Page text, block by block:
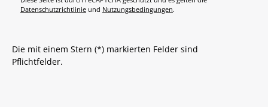
Datenschutzrichtlinie und Nutzungsbedingungen.
Die mit einem Stern (*) markierten Felder sind
Pflichtfelder.